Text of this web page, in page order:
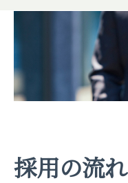
採用の流れ